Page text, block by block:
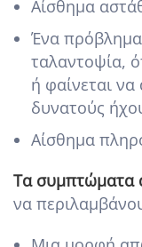
Αίσθημα
Ένα
ταλαντοψία,
ή φαίνεται
δυνατούς
Αίσθημα
Τα συμπτώματα
να